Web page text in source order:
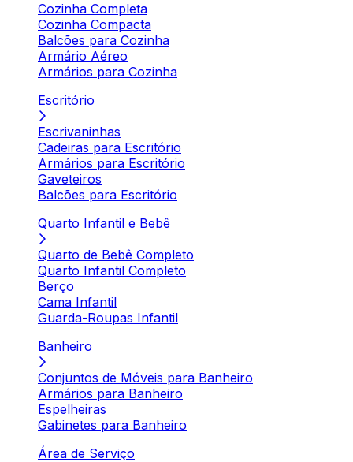
Cozinha Completa
Cozinha Compacta
Balcões para Cozinha
Armário Aéreo
Armários para Cozinha
Escritório
Escrivaninhas
Cadeiras para Escritório
Armários para Escritório
Gaveteiros
Balcões para Escritório
Quarto Infantil e Bebê
Quarto de Bebê Completo
Quarto Infantil Completo
Berço
Cama Infantil
Guarda-Roupas Infantil
Banheiro
Conjuntos de Móveis para Banheiro
Armários para Banheiro
Espelheiras
Gabinetes para Banheiro
Área de Serviço